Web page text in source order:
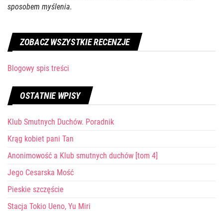
sposobem myślenia.
ZOBACZ WSZYSTKIE RECENZJE
Blogowy spis treści
OSTATNIE WPISY
Klub Smutnych Duchów. Poradnik
Krąg kobiet pani Tan
Anonimowość a Klub smutnych duchów [tom 4]
Jego Cesarska Mość
Pieskie szczęście
Stacja Tokio Ueno, Yu Miri